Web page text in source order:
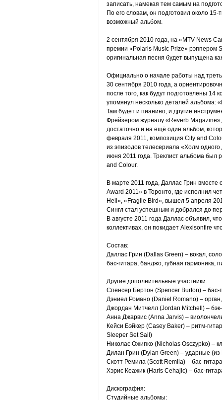
записать, намекая тем самым на
По его словам, он подготовил около
возможный альбом.
2 сентября 2010 года, на «MTV News
премии «Polaris Music Prize» рэппером
оригинальная песня будет выпущена
Официально о начале работы над
30 сентября 2010 года, а
после того, как будут подготовлены
упомянул несколько деталей альбома:
Там будет и пианино, и другие
Фрейзером журналу «Reverb
достаточно и на ещё один альбом,
февраля 2011, композиция City and
из эпизодов телесериала «Холм
июня 2011 года. Треклист альбома
and Colour.
В марте 2011 года, Даллас Грин
Award 2011» в Торонто, где исполнил
Hell», «Fragile Bird», вышел 5 апреля
Сингл стал успешным и добрался до
В августе 2011 года Даллас объявил,
коллективах, он покидает Alexisonfire
Состав:
Даллас Грин (Dallas Green) – вокал,
бас-гитара, банджо, губная гармоника,
Другие дополнительные участники:
Спенсер Бёртон (Spencer Burton) – бас-
Дэниел Романо (Daniel Romano) –
Джордан Митчелл (Jordan Mitchell) –
Анна Джарвис (Anna Jarvis) –
Кейси Бэйкер (Casey Baker) – ритм-
Sleeper Set Sail)
Николас Ожипко (Nicholas Osczypko) –
Дилан Грин (Dylan Green) – ударные (из
Скотт Ремила (Scott Remila) – бас-
Хэрис Кеажик (Haris Cehajic) – бас-
Дискография:
Студийные альбомы: